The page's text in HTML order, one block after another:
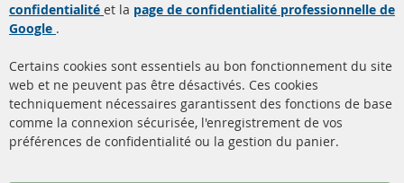
Filtres à particules diesel
(FPD)
Catalyseur (CAT)
Capteurs
Matériel de montage
à propos de nous
livraison
Contact
Résilier le contrat
confidentialité et la page de confidentialité professionnelle de
Google .
Certains cookies sont essentiels au bon fonctionnement du site
web et ne peuvent pas être désactivés. Ces cookies
techniquement nécessaires garantissent des fonctions de base
comme la connexion sécurisée, l'enregistrement de vos
préférences de confidentialité ou la gestion du panier.